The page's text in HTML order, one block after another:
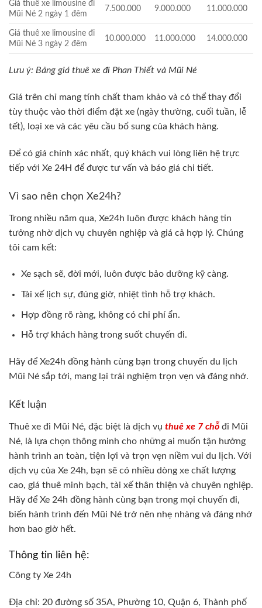
Giá thuê xe limousine đi
Mũi Né 2 ngày 1 đêm
7.500.000 9.000.000 11.000.000
Giá thuê xe limousine đi
Mũi Né 3 ngày 2 đêm
10.000.000 11.000.000 14.000.000
Lưu ý: Bảng giá thuê xe đi Phan Thiết và Mũi Né
Giá trên chỉ mang tính chất tham khảo và có thể thay đổi
tùy thuộc vào thời điểm đặt xe (ngày thường, cuối tuần, lễ
tết), loại xe và các yêu cầu bổ sung của khách hàng.
Để có giá chính xác nhất, quý khách vui lòng liên hệ trực
tiếp với Xe 24H để được tư vấn và báo giá chi tiết.
Vì sao nên chọn Xe24h?
Trong nhiều năm qua, Xe24h luôn được khách hàng tin
tưởng nhờ dịch vụ chuyên nghiệp và giá cả hợp lý. Chúng
tôi cam kết:
Xe sạch sẽ, đời mới, luôn được bảo dưỡng kỹ càng.
Tài xế lịch sự, đúng giờ, nhiệt tình hỗ trợ khách.
Hợp đồng rõ ràng, không có chi phí ẩn.
Hỗ trợ khách hàng trong suốt chuyến đi.
Hãy để Xe24h đồng hành cùng bạn trong chuyến du lịch
Mũi Né sắp tới, mang lại trải nghiệm trọn vẹn và đáng nhớ.
Kết luận
Thuê xe đi Mũi Né, đặc biệt là dịch vụ thuê xe 7 chỗ đi Mũi
Né, là lựa chọn thông minh cho những ai muốn tận hưởng
hành trình an toàn, tiện lợi và trọn vẹn niềm vui du lịch. Với
dịch vụ của Xe 24h, bạn sẽ có nhiều dòng xe chất lượng
cao, giá thuê minh bạch, tài xế thân thiện và chuyên nghiệp.
Hãy để Xe 24h đồng hành cùng bạn trong mọi chuyến đi,
biến hành trình đến Mũi Né trở nên nhẹ nhàng và đáng nhớ
hơn bao giờ hết.
Thông tin liên hệ:
Công ty Xe 24h
Địa chỉ: 20 đường số 35A, Phường 10, Quận 6, Thành phố